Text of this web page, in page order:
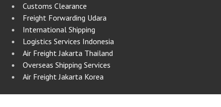
Customs Clearance
Freight Forwarding Udara
International Shipping
Logistics Services Indonesia
Air Freight Jakarta Thailand
Overseas Shipping Services
Air Freight Jakarta Korea